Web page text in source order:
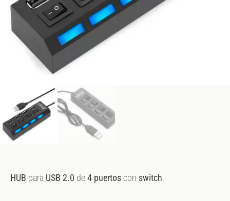
HUB para USB 2.0 de4 puertoscon switch